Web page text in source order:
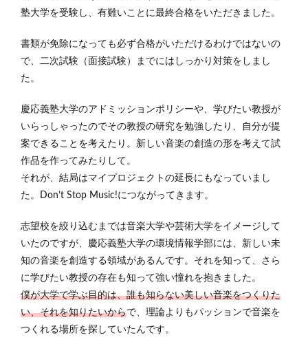
塾大学を受験し、有難いことに最終合格をいただきました。
書類が免除になっても必ず合格がいただけるわけではないの
で、二次試験（面接試験）までにはしっかり対策をしまし
た。
慶応義塾大学のアドミッションポリシーや、学びたい教授が
いらっしゃったのでその教授の研究を勉強したり、自分が提
案できることを考えたり。新しい音楽の創造の形を考えて試
作品を作ってみたりして。
それが、結局はマイプロジェクトの延長にもなっていまし
た。
Don’t Stop Music!につながってきます。
志望校を絞り込むまでは音楽大学や芸術大学をイメージして
いたのですが、慶応義塾大学の環境情報学部には、新しい未
知の音楽を創造する領域があるんです。それを知って、さら
に学びたい教授の存在も知って強い憧れを抱きました。
僕が大学で学ぶ目的は、誰も知らない美しい音楽をつくりた
い、それを知りたいからで、理論よりもパッションで音楽を
つくれる場所を探していたんです。